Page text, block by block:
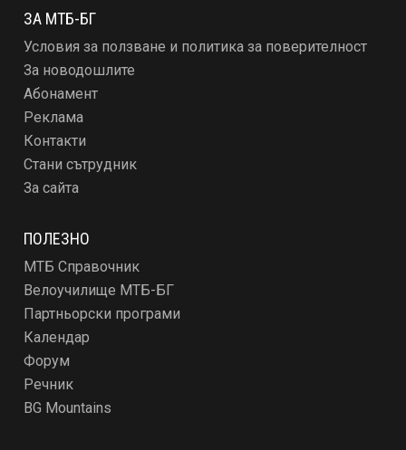
ЗА МТБ-БГ
Условия за ползване и политика за поверителност
За новодошлите
Абонамент
Реклама
Контакти
Стани сътрудник
За сайта
ПОЛЕЗНО
МТБ Справочник
Велоучилище МТБ-БГ
Партньорски програми
Календар
Форум
Речник
BG Mountains